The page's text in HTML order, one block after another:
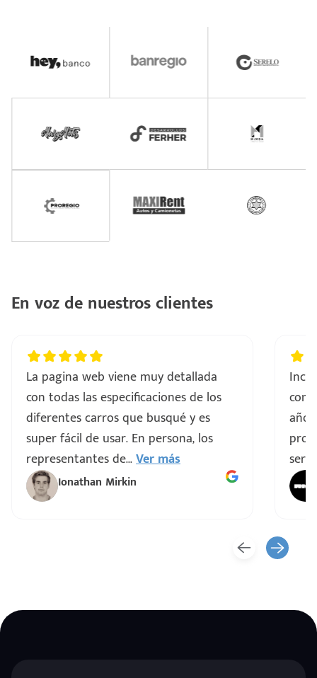
En voz de nuestros clientes
La pagina web viene muy detallada
con todas las especificaciones de los
diferentes carros que busqué y es
super fácil de usar. En persona, los
representantes de...Ver más
Ionathan Mirkin